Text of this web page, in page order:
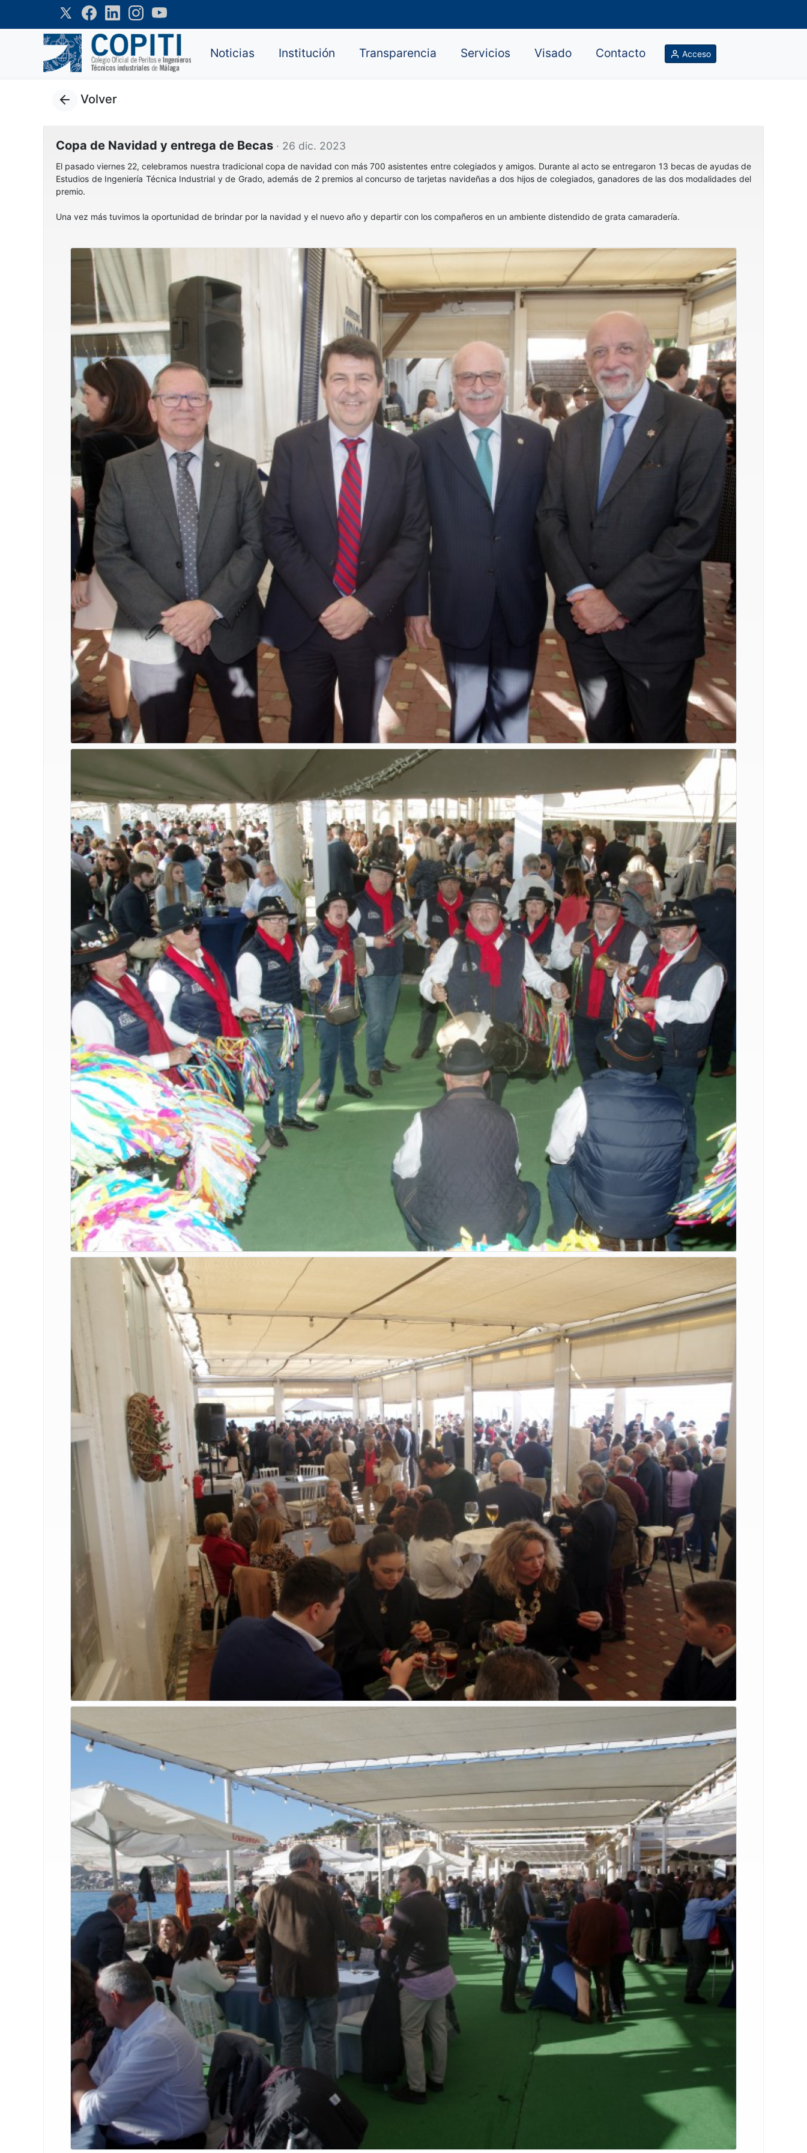
Noticias Institución Transparencia Servicios Visado Contacto Acceso
Volver
Copa de Navidad y entrega de Becas · 26 dic. 2023
El pasado viernes 22, celebramos nuestra tradicional copa de navidad con más 700 asistentes entre colegiados y amigos. Durante al acto se entregaron 13 becas de ayudas de
Estudios de Ingeniería Técnica Industrial y de Grado, además de 2 premios al concurso de tarjetas navideñas a dos hijos de colegiados, ganadores de las dos modalidades del
premio.
Una vez más tuvimos la oportunidad de brindar por la navidad y el nuevo año y departir con los compañeros en un ambiente distendido de grata camaradería.